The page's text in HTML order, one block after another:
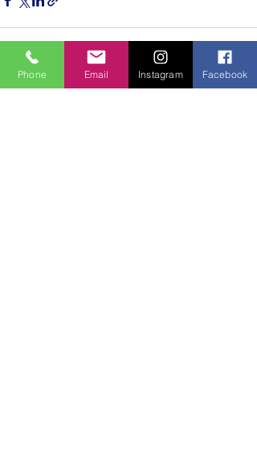
Son Yazılar Hepsini Gör
Phone Email Instagram Facebook